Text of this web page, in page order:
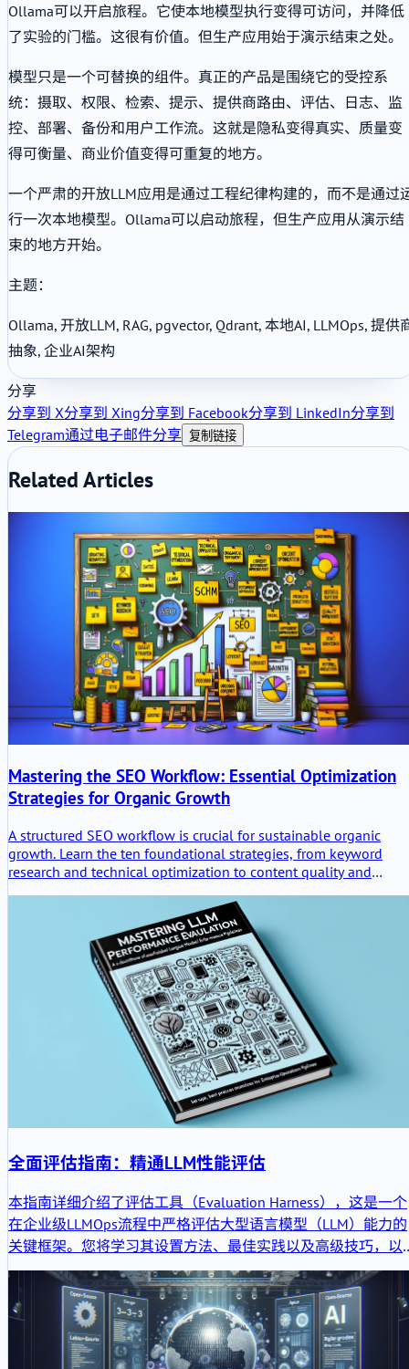
Ollama可以开启旅程。它使本地模型执行变得可访问，并降低
了实验的门槛。这很有价值。但生产应用始于演示结束之处。
模型只是一个可替换的组件。真正的产品是围绕它的受控系
统：摄取、权限、检索、提示、提供商路由、评估、日志、监
控、部署、备份和用户工作流。这就是隐私变得真实、质量变
得可衡量、商业价值变得可重复的地方。
一个严肃的开放LLM应用是通过工程纪律构建的，而不是通过
行一次本地模型。Ollama可以启动旅程，但生产应用从演示结
束的地方开始。
主题：
Ollama, 开放LLM, RAG, pgvector, Qdrant, 本地AI, LLMOps, 提供
抽象, 企业AI架构
分享
分享到 X分享到 Xing分享到 Facebook分享到 LinkedIn分享到
Telegram通过电子邮件分享 复制链接
Related Articles
Mastering the SEO Workflow: Essential Optimization
Strategies for Organic Growth
A structured SEO workflow is crucial for sustainable organic
growth. Learn the ten foundational strategies, from keyword
research and technical optimization to content quality and
全面评估指南：精通LLM性能评估
本指南详细介绍了评估工具（Evaluation Harness），这是一个
在企业级LLMOps流程中严格评估大型语言模型（LLM）能力的
关键框架。您将学习其设置方法、最佳实践以及高级技巧，以
确保模型基准测试与优化的可靠性。